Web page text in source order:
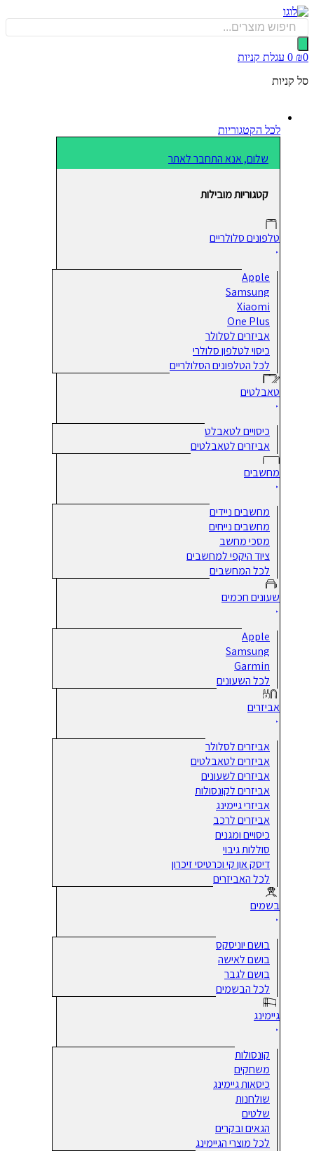
0 עגלת קניות
לכל הקטגוריות
שלום, אנא התחבר לאתר
קטגוריות מובילות
טלפונים סלולריים
Apple
Samsung
Xiaomi
One Plus
אביזרים לסלולר
כיסוי לטלפון סלולרי
לכל הטלפונים הסלולריים
טאבלטים
כיסויים לטאבלט
אביזרים לטאבלטים
מחשבים
מחשבים ניידים
מחשבים נייחים
מסכי מחשב
ציוד היקפי למחשבים
לכל המחשבים
שעונים חכמים
Apple
Samsung
Garmin
לכל השעונים
אביזרים
אביזרים לסלולר
אביזרים לטאבלטים
אביזרים לשעונים
אביזרים לקונסולות
אביזרי גיימינג
אביזרים לרכב
כיסויים ומגנים
סוללות גיבוי
דיסק און קי וכרטיסי זיכרון
לכל האביזרים
בשמים
בושם יוניסקס
בושם לאישה
בושם לגבר
לכל הבשמים
גיימינג
קונסולות
משחקים
כיסאות גיימינג
שולחנות
שלטים
הגאים ובקרים
לכל מוצרי הגיימינג